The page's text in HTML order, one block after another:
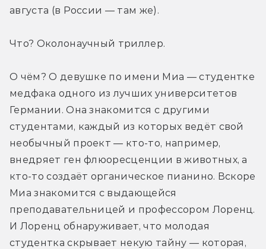
августа (в России — там же).
Что? Околонаучный триллер.
О чём? О девушке по имени Миа — студентке
медфака одного из лучших университетов
Германии. Она знакомится с другими
студентами, каждый из которых ведёт свой
необычный проект — кто-то, например,
внедряет ген флюоресценции в животных, а
кто-то создаёт органическое пианино. Вскоре
Миа знакомится с выдающейся
преподавательницей и профессором Лоренц.
И Лоренц обнаруживает, что молодая
студентка скрывает некую тайну — которая,